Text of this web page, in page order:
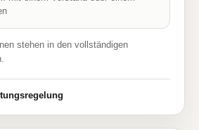
stehen in den vollständigen